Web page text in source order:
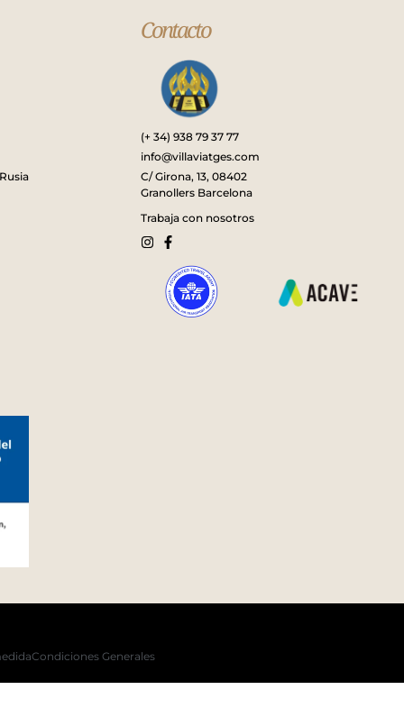
Contacto
(+ 34) 938 79 37 77
info@villaviatges.com
C/ Girona, 13, 08402
Granollers Barcelona
Trabaja con nosotros
Condiciones Generales